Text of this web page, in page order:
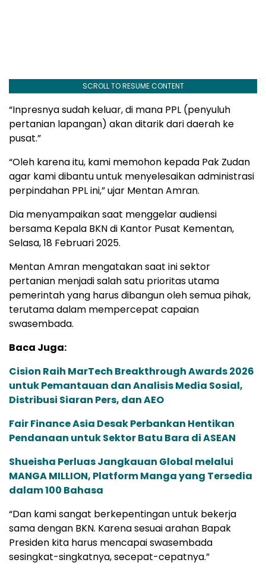
SCROLL TO RESUME CONTENT
“Inpresnya sudah keluar, di mana PPL (penyuluh
pertanian lapangan) akan ditarik dari daerah ke
pusat.”
“Oleh karena itu, kami memohon kepada Pak Zudan
agar kami dibantu untuk menyelesaikan administrasi
perpindahan PPL ini,” ujar Mentan Amran.
Dia menyampaikan saat menggelar audiensi
bersama Kepala BKN di Kantor Pusat Kementan,
Selasa, 18 Februari 2025.
Mentan Amran mengatakan saat ini sektor
pertanian menjadi salah satu prioritas utama
pemerintah yang harus dibangun oleh semua pihak,
terutama dalam mempercepat capaian
swasembada.
Baca Juga:
Cision Raih MarTech Breakthrough Awards 2026
untuk Pemantauan dan Analisis Media Sosial,
Distribusi Siaran Pers, dan AEO
Fair Finance Asia Desak Perbankan Hentikan
Pendanaan untuk Sektor Batu Bara di ASEAN
Shueisha Perluas Jangkauan Global melalui
MANGA MILLION, Platform Manga yang Tersedia
dalam 100 Bahasa
“Dan kami sangat berkepentingan untuk bekerja
sama dengan BKN. Karena sesuai arahan Bapak
Presiden kita harus mencapai swasembada
sesingkat-singkatnya, secepat-cepatnya.”